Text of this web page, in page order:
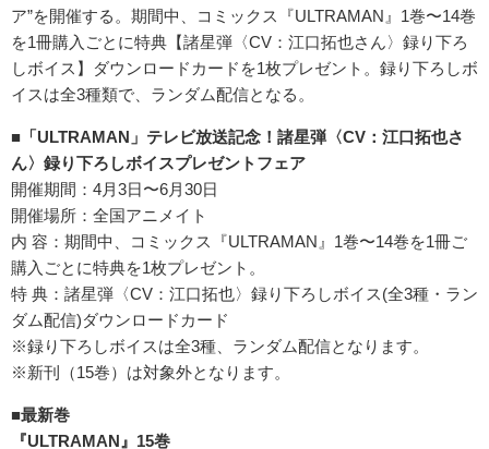
ア”を開催する。期間中、コミックス『ULTRAMAN』1巻〜14巻
を1冊購入ごとに特典【諸星弾〈CV：江口拓也さん〉録り下ろ
しボイス】ダウンロードカードを1枚プレゼント。録り下ろしボ
イスは全3種類で、ランダム配信となる。
■「ULTRAMAN」テレビ放送記念！諸星弾〈CV：江口拓也さ
ん〉録り下ろしボイスプレゼントフェア
開催期間：4月3日〜6月30日
開催場所：全国アニメイト
内 容：期間中、コミックス『ULTRAMAN』1巻〜14巻を1冊ご
購入ごとに特典を1枚プレゼント。
特 典：諸星弾〈CV：江口拓也〉録り下ろしボイス(全3種・ラン
ダム配信)ダウンロードカード
※録り下ろしボイスは全3種、ランダム配信となります。
※新刊（15巻）は対象外となります。
■最新巻
『ULTRAMAN』15巻